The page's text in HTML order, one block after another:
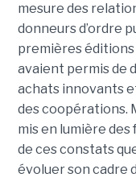
mesure des
donneurs d’ordre
premières éditions
avaient permis de
achats innovants
des coopérations.
mis en lumière
de ces constats
évoluer son cadre